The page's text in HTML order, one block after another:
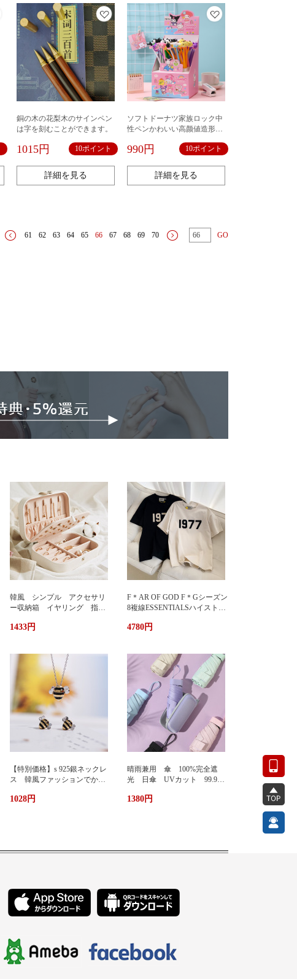
銅の木の花梨木のサインペン
は字を刻むことができます。
1015円 10ポイント
詳細を見る
ソフトドーナツ家族ロック中
性ペンかわいい高颜値造形ギ
990円 10ポイント
詳細を見る
61 62 63 64 65 66 67 68 69 70 GO
韓風 シンプル アクセサリ
ー収納箱 イヤリング 指
ックス ジュエリーケース ジ
い 小物入れ イアリン
グ ピアス 首飾り アクセ
サリー ケース
1433円
F＊AR OF GOD F＊Gシーズン
8複線ESSENTIALSハイストリ
ツカップル半袖
4780円
【特別価格】s 925銀ネックレ
ス 韓風ファッションでかわ
1028円
晴雨兼用 傘 100%完全遮
光 日傘 UVカット 99.9%
み傘 遮光 遮熱 撥水 耐
1380円